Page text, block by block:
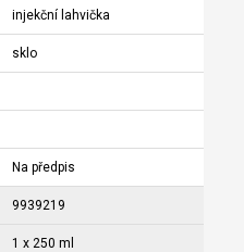
injekční lahvička
sklo
Na předpis
9939219
1 x 250 ml